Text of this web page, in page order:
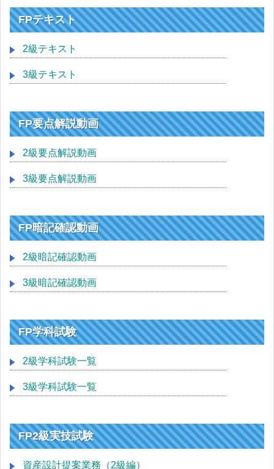
FPテキスト
2級テキスト
3級テキスト
FP要点解説動画
2級要点解説動画
3級要点解説動画
FP暗記確認動画
2級暗記確認動画
3級暗記確認動画
FP学科試験
2級学科試験一覧
3級学科試験一覧
FP2級実技試験
資産設計提案業務（2級編）